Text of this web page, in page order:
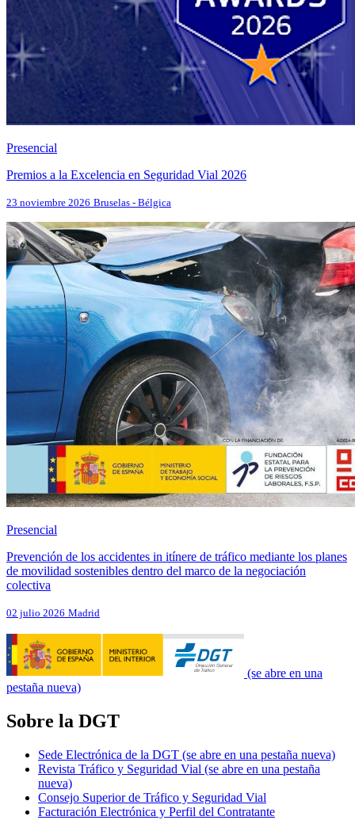
Presencial
Premios a la Excelencia en Seguridad Vial 2026
23 noviembre 2026 Bruselas - Bélgica
Presencial
Prevención de los accidentes in itínere de tráfico mediante los planes
de movilidad sostenibles dentro del marco de la negociación
colectiva
02 julio 2026 Madrid
(se abre en una
pestaña nueva)
Sobre la DGT
Sede Electrónica de la DGT (se abre en una pestaña nueva)
Revista Tráfico y Seguridad Vial (se abre en una pestaña
nueva)
Consejo Superior de Tráfico y Seguridad Vial
Facturación Electrónica y Perfil del Contratante